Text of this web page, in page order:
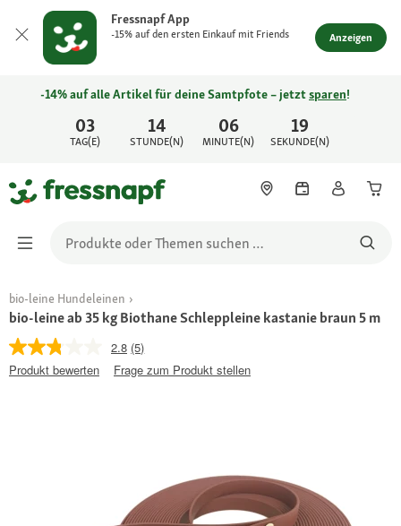
Fressnapf App
-15% auf den ersten Einkauf mit Friends Anzeigen
03
TAG(E)
14
STUNDE(N)
06
MINUTE(N)
19
SEKUNDE(N)
-14% auf alle Artikel für deine Samtpfote – jetztsparen!
bio-leine Hundeleinen
bio-leine ab 35 kg Biothane Schleppleine kastanie braun 5 m
2.8 (5)
Produkt bewerten
Frage zum Produkt stellen